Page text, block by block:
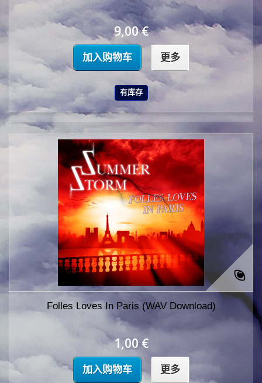
9,00 €
加入购物车 更多
有库存
Folles Loves In Paris (WAV Download)
1,00 €
加入购物车 更多